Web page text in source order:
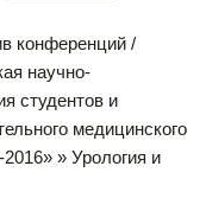
конференций /
научно-
студентов и
медицинского
» Урология и